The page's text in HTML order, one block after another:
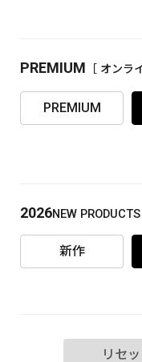
PREMIUM ［ オンラ
PREMIUM
2026NEW PRODUCTS
新作
リセ